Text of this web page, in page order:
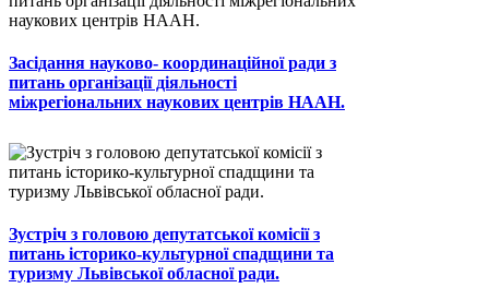
Засідання науково- координаційної ради з
питань організації діяльності
міжрегіональних наукових центрів НААН.
Зустріч з головою депутатської комісії з
питань історико-культурної спадщини та
туризму Львівської обласної ради.